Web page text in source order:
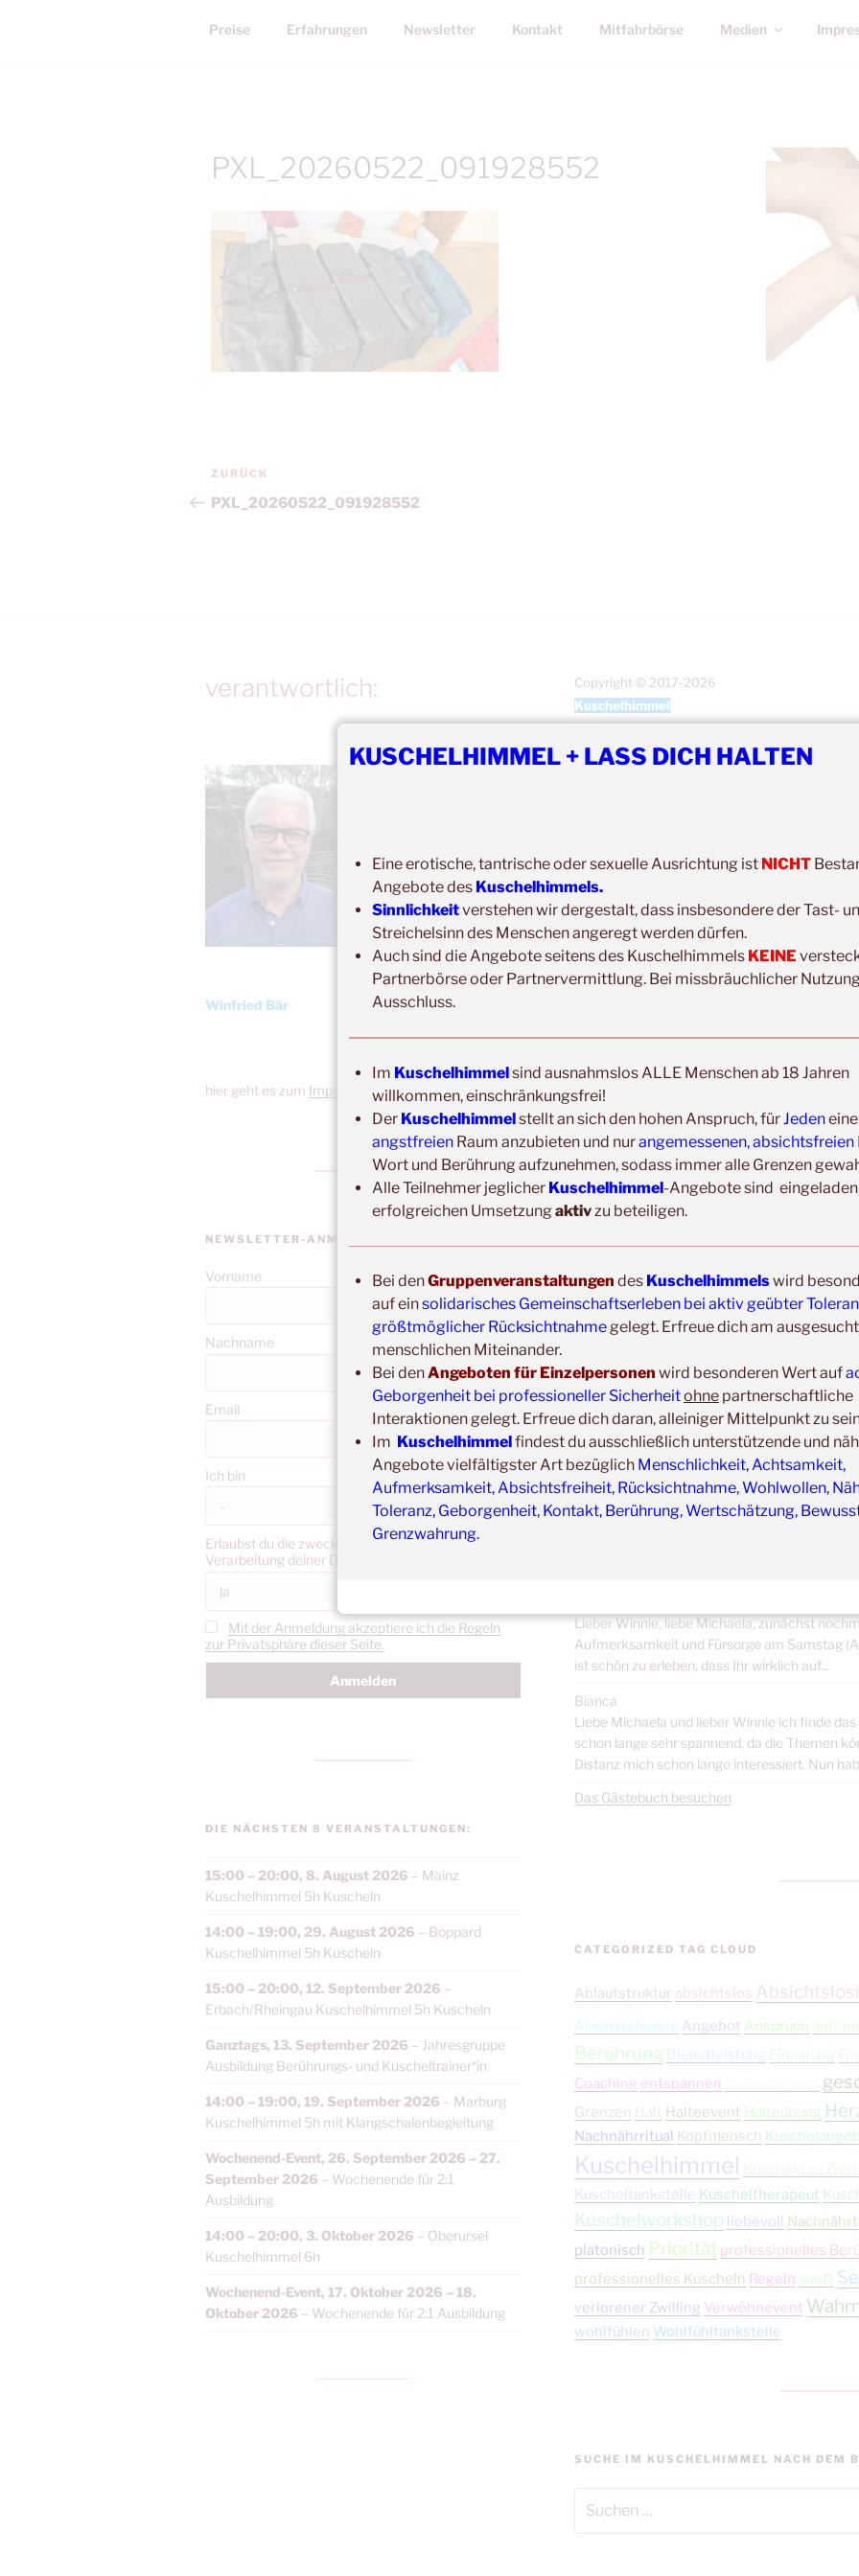
Preise Erfahrungen Newsletter Kontakt Mitfahrbörse Medien
PXL_20260522_091928552
Beitragsnavigation
Vorheriger
Beitrag
ZURÜCK
PXL_20260522_091928552
verantwortlich:
Winfried Bär
hier geht es zum Impressum
NEWSLETTER-ANMELDUNG
Vorname
Nachname
Email
Ich bin
Erlaubst du die zweckgebundene Speicherung und
Verarbeitung deiner Daten gemäß DS-GVO?
Mit der Anmeldung akzeptiere ich die Regeln
zur Privatsphäre dieser Seite.
DIE NÄCHSTEN 8 VERANSTALTUNGEN:
15:00 – 20:00, 8. August 2026 – Mainz
Kuschelhimmel 5h Kuscheln
14:00 – 19:00, 29. August 2026 – Boppard
Kuschelhimmel 5h Kuscheln
15:00 – 20:00, 12. September 2026 –
Erbach/Rheingau Kuschelhimmel 5h Kuscheln
Ganztags, 13. September 2026 – Jahresgruppe
Ausbildung Berührungs- und Kuscheltrainer*in
14:00 – 19:00, 19. September 2026 – Marburg
Kuschelhimmel 5h mit Klangschalenbegleitung
Wochenend-Event, 26. September 2026 – 27.
September 2026 – Wochenende für 2:1
Ausbildung
14:00 – 20:00, 3. Oktober 2026 – Oberursel
Kuschelhimmel 6h
Wochenend-Event, 17. Oktober 2026 – 18.
Oktober 2026 – Wochenende für 2:1 Ausbildung
Copyright © 2017-2026
Kuschelhimmel
Alle Rechte vorbehalten.
Update:
Unsere
Gruppenveranstaltungen sindohne
Veranstaltungsräumen möglich!
Was schon immer galt und weiter gilt:
Fühlst
Erkältungssymptome, dann verzichte bitte
ERFAHRUNGSBERICHTE/
Heike
Heute hatte ich mein erstes Kuscheltreffen
und gleich vorweg gesagt- ich komme
liebevolle Organisation und der völlig sichere...
Dana
Jahresreflexion 05.2025 bis 06.2026 Lieber
gemeinsamen therapeutischen
Haltetherapie in Einzelsitzungen] hat sich viel
Kuscheln...
Sascha & Illiana
Wir haben als Ehepaar gemeinsam an der
Therapie beim Kuschelhimmel (Anmerk.:
Greifenstein) teilgenommen und es war für uns
Corina
Die Ausbildung zur Kuschel- und
(Anmerk.: vom 22.05. bis 25.05.2026 in der
Lieber Winnie, liebe Michaela, zunächst
Aufmerksamkeit und Fürsorge am Samstag
ist schön zu erleben, dass Ihr wirklich auf...
Bianca
Liebe Michaela und lieber Winnie ich finde
schon lange sehr spannend, da die Themen
Distanz mich schon lange interessiert. Nun
Das Gästebuch besuchen
CATEGORIZED TAG CLOUD
Ablaufstruktur absichtslos
Alleinstehende Angebot Anspruch
Berührung Dienstleistung
Coaching entspannen
Grenzen Halt Halteevent Halteübung
Nachnährritual Kopfmensch
Kuschelhimmel Kuscheln zu Zweit
Kuscheltankstelle Kuscheltherapeut
Kuschelworkshop liebevoll
platonisch Priorität professionelles
professionelles Kuscheln Regeln sanft
verlorener Zwilling Verwöhnevent
wohlfühlen Wohlfühltankstelle
SUCHE IM KUSCHELHIMMEL NACH DEM
nach:
KUSCHELHIMMEL + LASS DICH HALTEN
Eine erotische, tantrische oder sexuelle Ausrichtung ist NICHT
Angebote des Kuschelhimmels.
Sinnlichkeitverstehen wir dergestalt, dass insbesondere der Tast-
Streichelsinn des Menschen angeregt werden dürfen.
Auch sind die Angebote seitens des Kuschelhimmels KEINE
Partnerbörse oder Partnervermittlung. Bei missbräuchlicher
Ausschluss.
Im Kuschelhimmelsind ausnahmslos ALLE Menschen ab 18 Jahren
willkommen, einschränkungsfrei!
Der Kuschelhimmelstellt an sich den hohen Anspruch, für Jeden
angstfreien Raum anzubieten und nurangemessenen, absichtsfreien
Wort und Berührung aufzunehmen, sodass immer alle Grenzen
Alle Teilnehmer jeglicher Kuschelhimmel-Angebote sind
erfolgreichen Umsetzung aktiv zu beteiligen.
Bei denGruppenveranstaltungen des Kuschelhimmelswird
auf einsolidarisches Gemeinschaftserleben bei aktiv geübter
größtmöglicher Rücksichtnahmegelegt. Erfreue dich am ausgesucht
menschlichen Miteinander.
Bei denAngeboten für Einzelpersonen wird besonderen Wert auf
Geborgenheit bei professioneller Sicherheitohne partnerschaftliche
Interaktionen gelegt. Erfreue dich daran, alleiniger Mittelpunkt zu
Im Kuschelhimmelfindest du ausschließlich unterstützende und
Angebote vielfältigster Art bezüglich Menschlichkeit, Achtsamkeit,
Aufmerksamkeit, Absichtsfreiheit, Rücksichtnahme, Wohlwollen,
Toleranz, Geborgenheit, Kontakt, Berührung, Wertschätzung,
Grenzwahrung.